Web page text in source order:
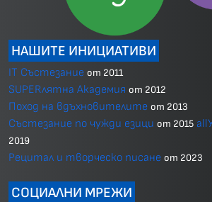
НАШИТЕ ИНИЦИАТИВИ
IT Състезание от 2011
SUPERлятна Академия от 2012
Поход на вдъхновителите от 2013
Състезание по чужди езици от 2015
2019
Рецитал и творческо писане от 2023
СОЦИАЛНИ МРЕЖИ